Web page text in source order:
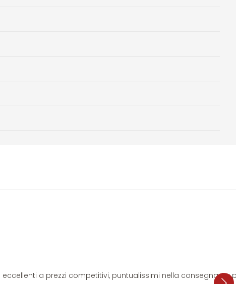
a prezzi competitivi, puntualissimi nella consegna. La